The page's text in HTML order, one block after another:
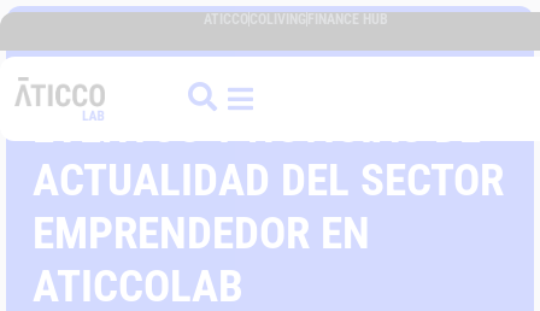
ATICCO COLIVING FINANCE HUB
EVENTOS Y NOTICIAS DE
ACTUALIDAD DEL SECTOR
EMPRENDEDOR EN
ATICCOLAB